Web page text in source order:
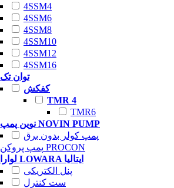
4SSM4
4SSM6
4SSM8
4SSM10
4SSM12
4SSM16
توان تک
کفکش
TMR 4
TMR6
نوین پمپ NOVIN PUMP
پمپ کولر بدون برق
پمپ پروکن PROCON
لوارا LOWARA ایتالیا
پنل الکتریکی
ست کنترل